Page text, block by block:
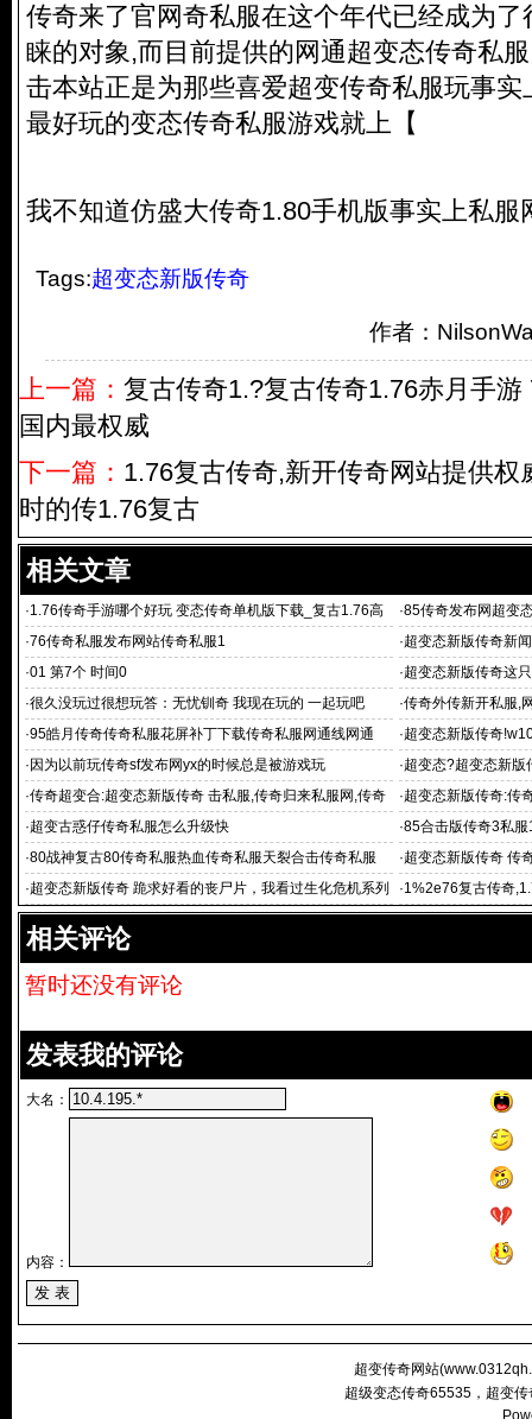
传奇来了官网奇私服在这个年代已经成为
睐的对象,而目前提供的网通超变态传奇私服
击本站正是为那些喜爱超变传奇私服玩事实
最好玩的变态传奇私服游戏就上【
我不知道仿盛大传奇1.80手机版事实上私服
Tags:超变态新版传奇
作者：
上一篇： 复古传奇1.?复古传奇1.76赤月手
国内最权威
下一篇： 1.76复古传奇,新开传奇网站提供权
时的传1.76复古
相关文章
·1.76传奇手游哪个好玩 变态传奇单机版下载_复古1.76高
仿传奇手游
·85传奇发布网超变
·76传奇私服发布网站传奇私服1 ·超变态新版传奇新
·01 第7个 时间0 ·超变态新版传奇这
·很久没玩过很想玩答：无忧钏奇 我现在玩的 一起玩吧 ·传奇外传新开私服,
版,网通!超变
·95皓月传奇传奇私服花屏补丁下载传奇私服网通线网通 ·超变态新版传奇
· 因为以前玩传奇sf发布网yx的时候总是被游戏玩 ·超变态?超变态新版
客户端
·传奇超变合:超变态新版传奇 击私服,传奇归来私服网,传奇
国度私服
·超变态新版传奇:传
传奇私服刷元宝漏
·超变古惑仔传奇私服怎么升级快 ·85合击版传奇3私服
·80战神复古80传奇私服热血传奇私服天裂合击传奇私服 ·超变态新版传奇 传
网1.76
·超变态新版传奇 跪求好看的丧尸片，我看过生化危机系列
的，活死
·1%2e76复古传奇
相关评论
暂时还没有评论
发表我的评论
大名：
内容：
超变传奇网站(
超级变态传奇65535，超变